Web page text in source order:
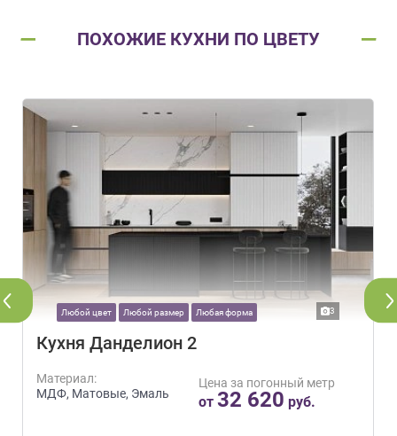
ПОХОЖИЕ КУХНИ ПО ЦВЕТУ
Любой цвет Любой размер Любая форма 3
Кухня Данделион 2
Материал:
МДФ, Матовые, Эмаль
Цена за погонный метр
от 32 620 руб.